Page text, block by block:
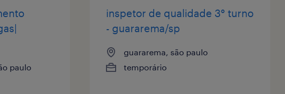
paulo
inspetor de qualidade 3° turno
- guararema/sp
guararema, são paulo
temporário